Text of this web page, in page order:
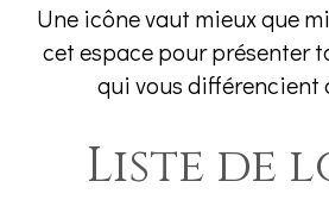
Une icône vaut mieux que
cet espace pour présenter
qui vous différencient
Liste de